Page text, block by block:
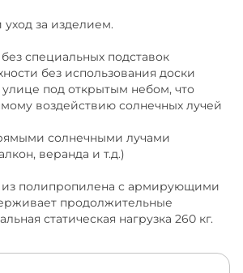
за изделием.
специальных подставок
без использования доски
улице под открытым небом, что
воздействию солнечных лучей
солнечными лучами
веранда и т.д.)
из полипропилена с армирующими
продолжительные
статическая нагрузка 260 кг.